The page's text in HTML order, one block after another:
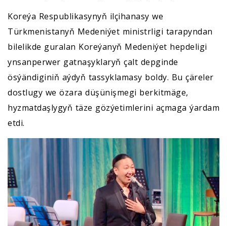
Koreýa Respublikasynyň ilçihanasy we
Türkmenistanyň Medeniýet ministrligi tarapyndan
bilelikde guralan Koreýanyň Medeniýet hepdeligi
ynsanperwer gatnaşyklaryň çalt depginde
ösýändiginiň aýdyň tassyklamasy boldy. Bu çäreler
dostlugy we özara düşünişmegi berkitmäge,
hyzmatdaşlygyň täze gözýetimlerini açmaga ýardam
etdi.